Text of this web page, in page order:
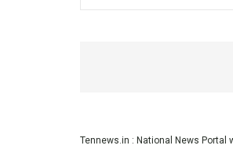
Tennews.in : National News Portal